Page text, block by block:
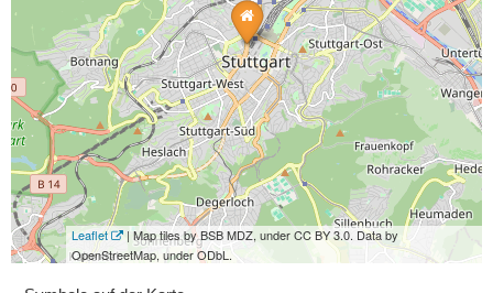
Leaflet
| Map tiles by BSB MDZ, under CC BY 3.0. Data by
OpenStreetMap, under ODbL.